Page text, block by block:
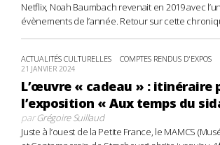
Netflix, Noah Baumbach revenait en 2019 avec
évènements de l’année. Retour sur cette
ACTUALITÉS CULTURELLES COMPTES RENDUS D'EXPOS
21 JANVIER 2024
L’œuvre « cadeau » : itinéraire
l’exposition « Aux temps du
parGrégoire Suillaud
Juste à l’ouest de la Petite France, le MAMCS